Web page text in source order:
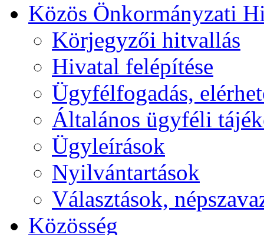
Közös Önkormányzati
Körjegyzői hitvallás
Hivatal felépítése
Ügyfélfogadás,
Általános ügyféli
Ügyleírások
Nyilvántartások
Választások,
Közösség